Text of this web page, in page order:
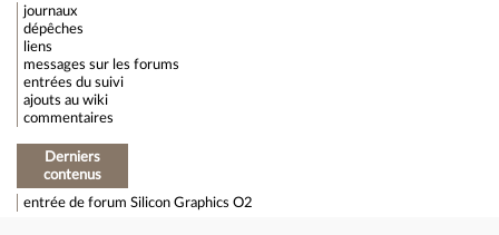
journaux
dépêches
liens
messages sur les forums
entrées du suivi
ajouts au wiki
commentaires
Derniers
contenus
entrée de forum Silicon Graphics O2